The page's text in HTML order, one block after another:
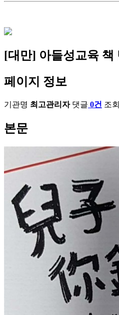
[대만] 아들성교육 책
페이지 정보
기관명 최고관리자 댓글 0건 조회
본문